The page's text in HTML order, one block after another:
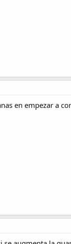
en empezar a